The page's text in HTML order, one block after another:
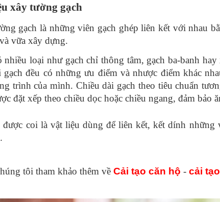
xây tường gạch
gạch là những viên gạch ghép liên kết với nhau
và vữa xây dựng.
nhiều loại như gạch chỉ thông tâm, gạch ba-banh
gạch đều có những ưu điểm và nhược điểm khác
trình của mình. Chiều dài gạch theo tiêu chuẩn
đặt xếp theo chiều dọc hoặc chiều ngang, đảm bảo
coi là vật liệu dùng để liên kết, kết dính
tôi tham khảo thêm về Cải tạo căn hộ - cải